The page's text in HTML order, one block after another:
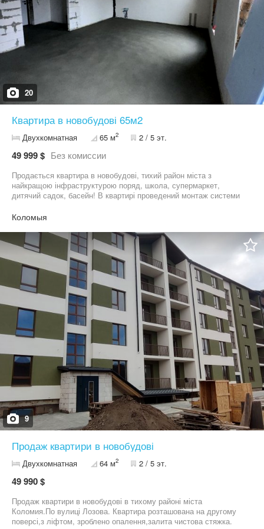
20
Квартира в новобудові 65м2
Двухкомнатная 65 м2 2 / 5 эт.
49 999 $ Без комиссии
Продається квартира в новобудові, тихий район міста з
найкращою інфраструктурою поряд, школа, супермаркет,
дитячий садок, басейн! В квартирі проведений монтаж системи
Коломыя
9
Продаж квартири в новобудові
Двухкомнатная 64 м2 2 / 5 эт.
49 990 $
Продаж квартири в новобудові в тихому районі міста
Коломия.По вулиці Лозова. Квартира розташована на другому
поверсі,з ліфтом, зроблено опалення,залита чистова стяжка.